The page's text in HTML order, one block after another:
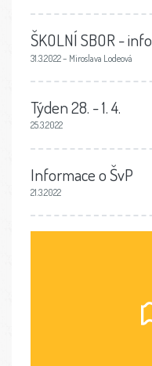
ŠKOLNÍ SBOR - info
31.3.2022 – Miroslava Lodeová
Týden 28. - 1. 4.
25.3.2022
Informace o ŠvP
21.3.2022